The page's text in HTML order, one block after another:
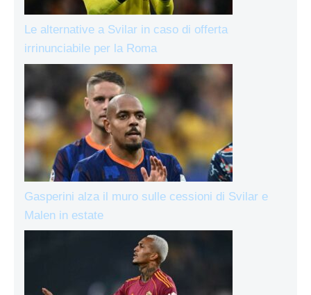
Le alternative a Svilar in caso di offerta
irrinunciabile per la Roma
Gasperini alza il muro sulle cessioni di Svilar e
Malen in estate